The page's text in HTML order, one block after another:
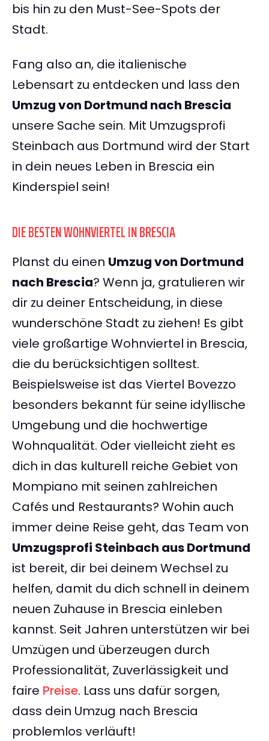
bis hin zu den Must-See-Spots der
Stadt.
Fang also an, die italienische
Lebensart zu entdecken und lass den
Umzug von Dortmund nach Brescia
unsere Sache sein. Mit Umzugsprofi
Steinbach aus Dortmund wird der Start
in dein neues Leben in Brescia ein
Kinderspiel sein!
DIE BESTEN WOHNVIERTEL IN BRESCIA
Planst du einen Umzug von Dortmund
nach Brescia? Wenn ja, gratulieren wir
dir zu deiner Entscheidung, in diese
wunderschöne Stadt zu ziehen! Es gibt
viele großartige Wohnviertel in Brescia,
die du berücksichtigen solltest.
Beispielsweise ist das Viertel Bovezzo
besonders bekannt für seine idyllische
Umgebung und die hochwertige
Wohnqualität. Oder vielleicht zieht es
dich in das kulturell reiche Gebiet von
Mompiano mit seinen zahlreichen
Cafés und Restaurants? Wohin auch
immer deine Reise geht, das Team von
Umzugsprofi Steinbach aus Dortmund
ist bereit, dir bei deinem Wechsel zu
helfen, damit du dich schnell in deinem
neuen Zuhause in Brescia einleben
kannst. Seit Jahren unterstützen wir bei
Umzügen und überzeugen durch
Professionalität, Zuverlässigkeit und
faire Preise. Lass uns dafür sorgen,
dass dein Umzug nach Brescia
problemlos verläuft!